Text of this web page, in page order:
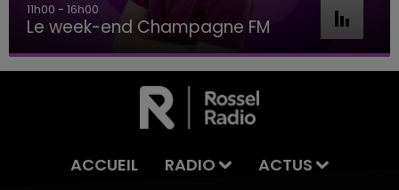
11h00 - 16h00
Le week-end Champagne FM
ACCUEIL RADIO ACTUS